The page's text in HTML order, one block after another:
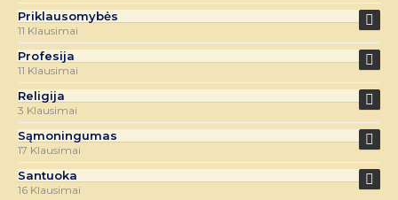
Priklausomybės
11 Klausimai
Profesija
11 Klausimai
Religija
3 Klausimai
Sąmoningumas
17 Klausimai
Santuoka
16 Klausimai